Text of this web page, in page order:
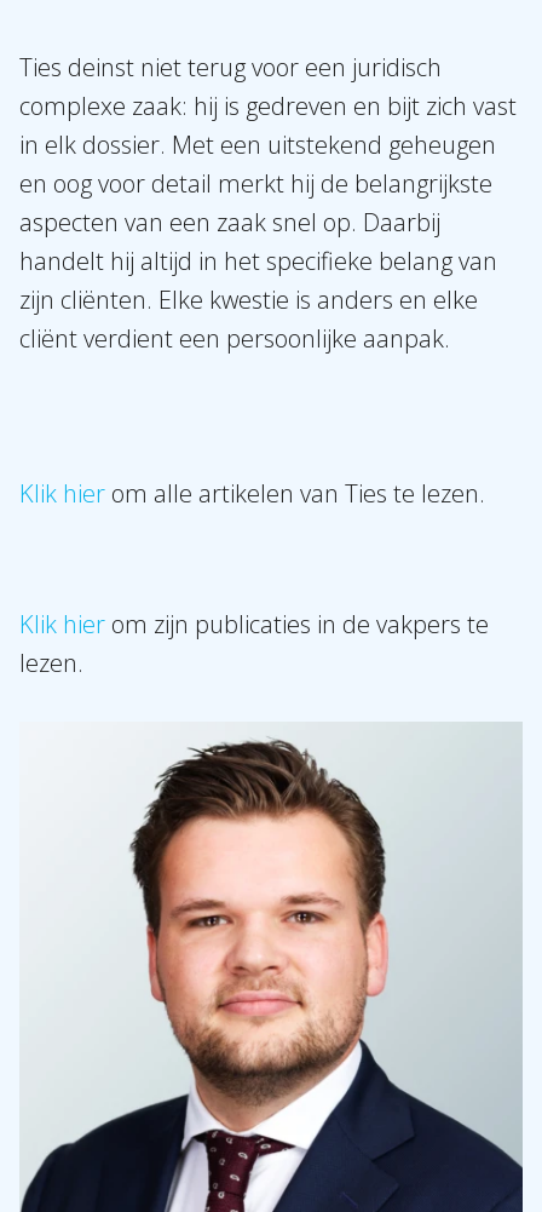
EN FR
Ties deinst niet terug voor een juridisch
complexe zaak: hij is gedreven en bijt zich vast
in elk dossier. Met een uitstekend geheugen
en oog voor detail merkt hij de belangrijkste
aspecten van een zaak snel op. Daarbij
handelt hij altijd in het specifieke belang van
zijn cliënten. Elke kwestie is anders en elke
cliënt verdient een persoonlijke aanpak.
Klik hier om alle artikelen van Ties te lezen.
Klik hier om zijn publicaties in de vakpers te
lezen.